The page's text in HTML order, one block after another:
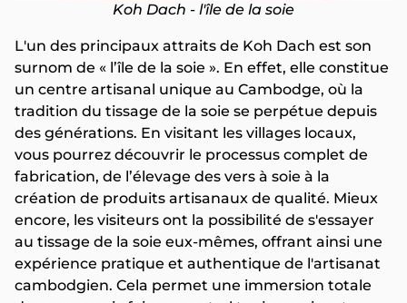
Koh Dach - l'île de la soie
L'un des principaux attraits de Koh Dach est son
surnom de « l’île de la soie ». En effet, elle constitue
un centre artisanal unique au Cambodge, où la
tradition du tissage de la soie se perpétue depuis
des générations. En visitant les villages locaux,
vous pourrez découvrir le processus complet de
fabrication, de l’élevage des vers à soie à la
création de produits artisanaux de qualité. Mieux
encore, les visiteurs ont la possibilité de s'essayer
au tissage de la soie eux-mêmes, offrant ainsi une
expérience pratique et authentique de l'artisanat
cambodgien. Cela permet une immersion totale